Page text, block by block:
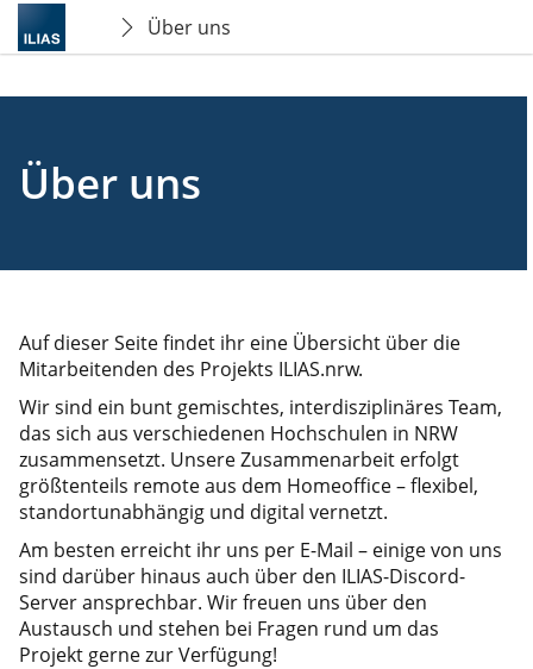
Über uns
Über uns
Auf dieser Seite findet ihr eine Übersicht über die
Mitarbeitenden des Projekts ILIAS.nrw.
Wir sind ein bunt gemischtes, interdisziplinäres Team,
das sich aus verschiedenen Hochschulen in NRW
zusammensetzt. Unsere Zusammenarbeit erfolgt
größtenteils remote aus dem Homeoffice – flexibel,
standortunabhängig und digital vernetzt.
Am besten erreicht ihr uns per E-Mail – einige von uns
sind darüber hinaus auch über den ILIAS-Discord-
Server ansprechbar. Wir freuen uns über den
Austausch und stehen bei Fragen rund um das
Projekt gerne zur Verfügung!